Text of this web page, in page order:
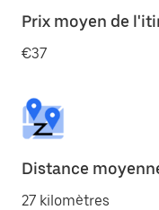
Prix moyen de
€37
Distance
27 kilomètres